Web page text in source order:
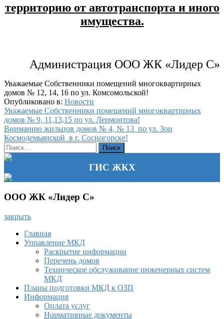
территорию от автотранспорта и иного
имущества.
Администрация ООО ЖК «Лидер С»
Уважаемые Собственники помещений многоквартирных
домов № 12, 14, 16 по ул. Комсомольской!
Опубликовано в: Новости
Навигация
по
записям
Уважаемые Собственники помещений многоквартирных
домов № 9, 11,13,15 по ул. Лермонтова!
Вниманию жильцов домов № 4, № 13 по ул. Зои
Космодемьянской в г. Сосногорске!
Найти:
ГИС ЖКХ
ООО ЖК «Лидер С»
закрыть
Главная
Управление МКД
Раскрытие информации
Перечень домов
Техническое обслуживание инженерных систем
МКД
Планы подготовки МКД к ОЗП
Информация
Оплата услуг
Нормативные документы